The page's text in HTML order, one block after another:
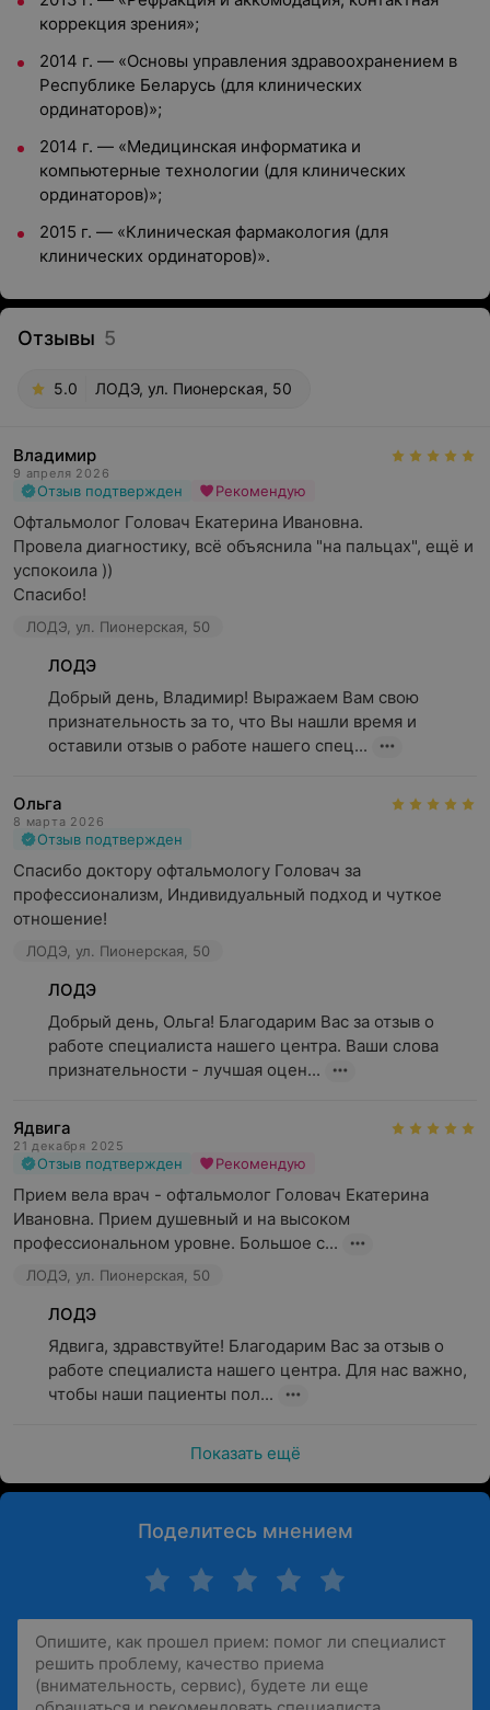
коррекция зрения»;
2014 г. — «Основы управления здравоохранением в
Республике Беларусь (для клинических
ординаторов)»;
2014 г. — «Медицинская информатика и
компьютерные технологии (для клинических
ординаторов)»;
2015 г. — «Клиническая фармакология (для
клинических ординаторов)».
Отзывы 5
5.0 ЛОДЭ, ул. Пионерская, 50
Владимир
9 апреля 2026
Отзыв подтвержден Рекомендую
Офтальмолог Головач Екатерина Ивановна.
Провела диагностику, всё объяснила "на пальцах", ещё и
успокоила ))
Спасибо!
ЛОДЭ, ул. Пионерская, 50
ЛОДЭ
Добрый день, Владимир! Выражаем Вам свою
признательность за то, что Вы нашли время и
оставили отзыв о работе нашего спец...
Ольга
8 марта 2026
Отзыв подтвержден
Спасибо доктору офтальмологу Головач за
профессионализм, Индивидуальный подход и чуткое
отношение!
ЛОДЭ, ул. Пионерская, 50
ЛОДЭ
Добрый день, Ольга! Благодарим Вас за отзыв о
работе специалиста нашего центра. Ваши слова
признательности - лучшая оцен...
Ядвига
21 декабря 2025
Отзыв подтвержден Рекомендую
Прием вела врач - офтальмолог Головач Екатерина
Ивановна. Прием душевный и на высоком
профессиональном уровне. Большое с...
ЛОДЭ, ул. Пионерская, 50
ЛОДЭ
Ядвига, здравствуйте! Благодарим Вас за отзыв о
работе специалиста нашего центра. Для нас важно,
чтобы наши пациенты пол...
Показать ещё
Поделитесь мнением